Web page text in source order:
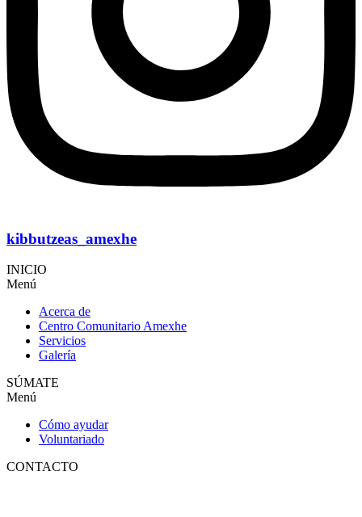
kibbutzeas_amexhe
INICIO
Menú
Acerca de
Centro Comunitario Amexhe
Servicios
Galería
SÚMATE
Menú
Cómo ayudar
Voluntariado
CONTACTO